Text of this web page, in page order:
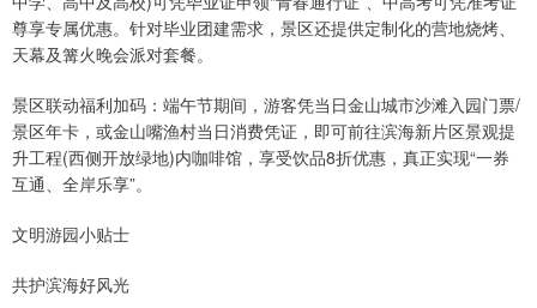
尊享专属优惠。针对毕业团建需求，景区还提供定制化的营地烧烤、
天幕及篝火晚会派对套餐。
景区联动福利加码：端午节期间，游客凭当日金山城市沙滩入园门票/
景区年卡，或金山嘴渔村当日消费凭证，即可前往滨海新片区景观提
升工程(西侧开放绿地)内咖啡馆，享受饮品8折优惠，真正实现“一券
互通、全岸乐享”。
文明游园小贴士
共护滨海好风光